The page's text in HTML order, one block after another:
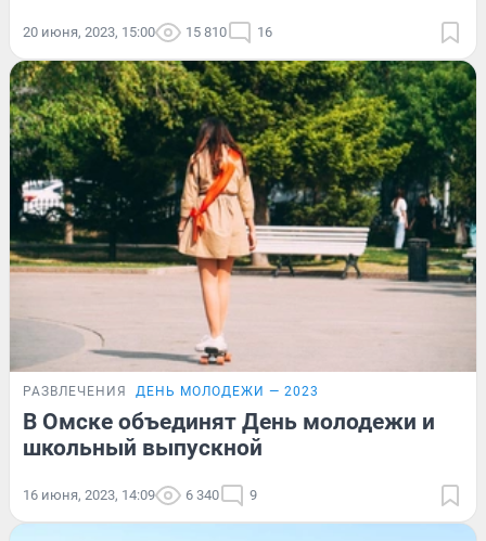
20 июня, 2023, 15:00 15 810 16
РАЗВЛЕЧЕНИЯ ДЕНЬ МОЛОДЕЖИ — 2023
В Омске объединят День молодежи и
школьный выпускной
16 июня, 2023, 14:09 6 340 9